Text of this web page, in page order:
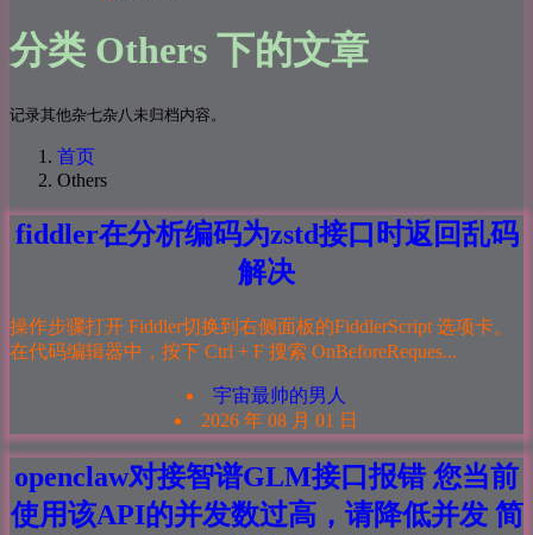
分类 Others 下的文章
记录其他杂七杂八未归档内容。
首页
Others
fiddler在分析编码为zstd接口时返回乱码
解决
操作步骤打开 Fiddler切换到右侧面板的FiddlerScript 选项卡。
在代码编辑器中，按下 Ctrl + F 搜索 OnBeforeReques...
宇宙最帅的男人
2026 年 08 月 01 日
openclaw对接智谱GLM接口报错 您当前
使用该API的并发数过高，请降低并发 简